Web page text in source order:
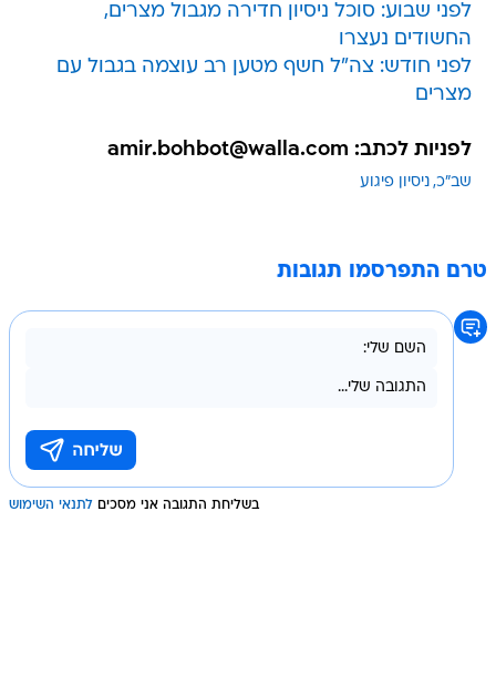
לפני שבוע: סוכל ניסיון חדירה מגבול מצרים,
החשודים נעצרו
לפני חודש: צה"ל חשף מטען רב עוצמה בגבול עם
מצרים
לפניות לכתב: amir.bohbot@walla.com
שב"כ ניסיון פיגוע
טרם התפרסמו תגובות
בשליחת התגובה אני מסכים לתנאי השימוש